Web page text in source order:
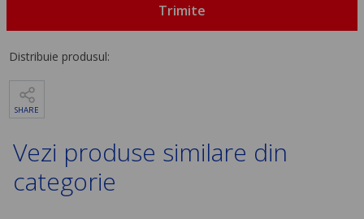
Trimite
Distribuie produsul:
SHARE
Vezi produse similare din
categorie